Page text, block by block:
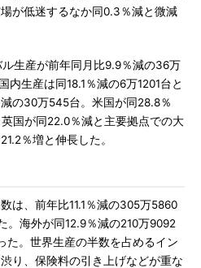
が低迷するなか同0.3％減と微減
生産が前年同月比9.9％減の36万
内生産は同18.1％減の6万1201台と
の30万545台。米国が同28.8％
国が同22.0％減と主要拠点での大
％増と伸長した。
は、前年比11.1％減の305万5860
。海外が同12.9％減の210万9092
た。世界生産の半数を占めるイン
り、保険料の引き上げなどが重な